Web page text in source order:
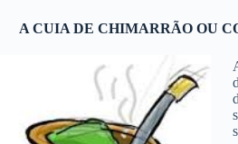
A CUIA DE CHIMARRÃO OU